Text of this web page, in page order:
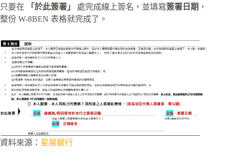
只要在 「於此簽署」 處完成線上簽名，並填寫簽署日期 ，
整份 W-8BEN 表格就完成了。
資料來源： 星展銀行